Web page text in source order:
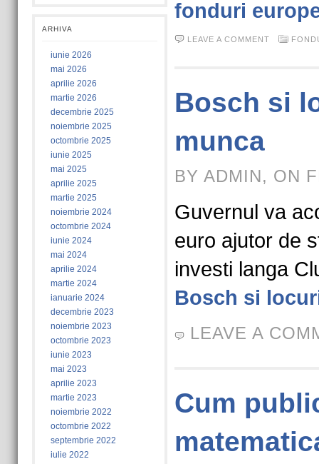
ARHIVA
iunie 2026
mai 2026
aprilie 2026
martie 2026
decembrie 2025
noiembrie 2025
octombrie 2025
iunie 2025
mai 2025
aprilie 2025
martie 2025
noiembrie 2024
octombrie 2024
iunie 2024
mai 2024
aprilie 2024
martie 2024
ianuarie 2024
decembrie 2023
noiembrie 2023
octombrie 2023
iunie 2023
mai 2023
aprilie 2023
martie 2023
noiembrie 2022
octombrie 2022
septembrie 2022
iulie 2022
fonduri
LEAVE A COMMENT
Bosch si
munca
BY ADMIN, ON
Guvernul va
euro ajutor de
investi langa
Bosch si
LEAVE A
Cum